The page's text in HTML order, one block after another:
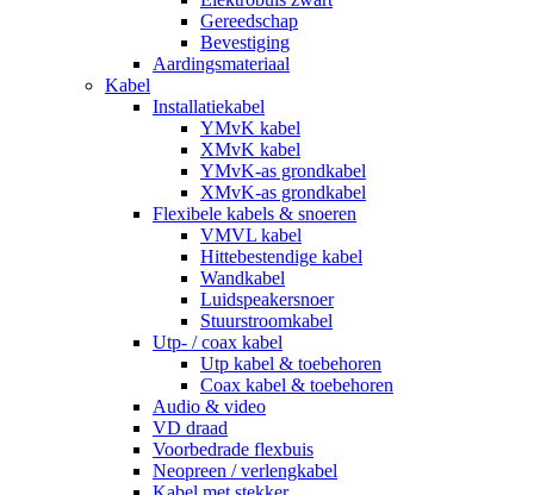
Gereedschap
Bevestiging
Aardingsmateriaal
Kabel
Installatiekabel
YMvK kabel
XMvK kabel
YMvK-as grondkabel
XMvK-as grondkabel
Flexibele kabels & snoeren
VMVL kabel
Hittebestendige kabel
Wandkabel
Luidspeakersnoer
Stuurstroomkabel
Utp- / coax kabel
Utp kabel & toebehoren
Coax kabel & toebehoren
Audio & video
VD draad
Voorbedrade flexbuis
Neopreen / verlengkabel